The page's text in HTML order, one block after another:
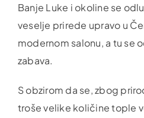
Banje Luke i okoline se
veselje prirede upravo u
modernom salonu, a tu se
zabava.
S obzirom da se, zbog
troše velike količine tople